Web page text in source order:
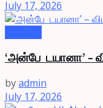
July 17, 2026
‘அன்பே டயானா’ –
byadmin
July 17, 2026